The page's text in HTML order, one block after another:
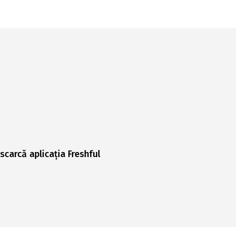
aplicația Freshful